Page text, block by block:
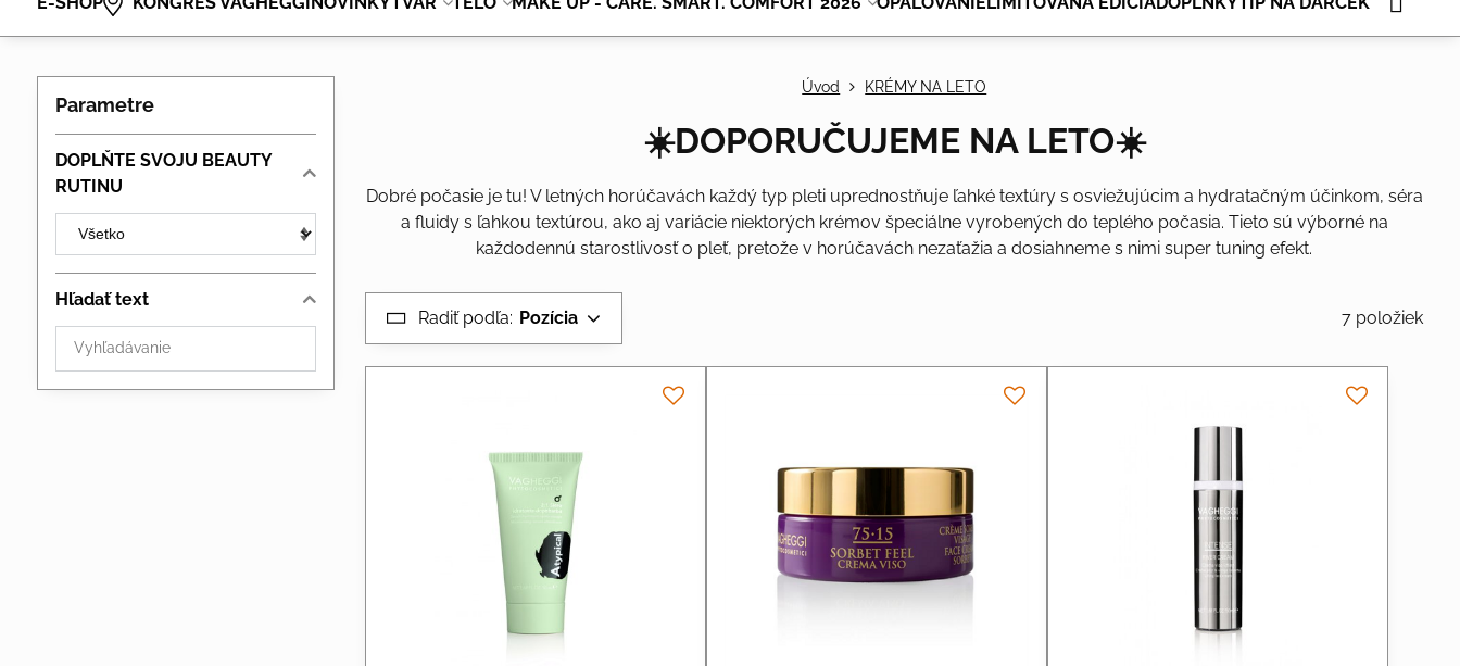
Úvod KRÉMY NA LETO
☀️DOPORUČUJEME NA LETO☀️
Dobré počasie je tu! V letných horúčavách každý typ pleti uprednostňuje ľahké textúry s osviežujúcim a hydratačným účinkom, séra
a fluidy s ľahkou textúrou, ako aj variácie niektorých krémov špeciálne vyrobených do teplého počasia. Tieto sú výborné na
každodennú starostlivosť o pleť, pretože v horúčavách nezaťažia a dosiahneme s nimi super tuning efekt.
Radiť podľa: Pozícia 7 položiek
Parametre
DOPLŇTE SVOJU BEAUTY
RUTINU
Hľadať text
Prehľadať
výsledky
filtra